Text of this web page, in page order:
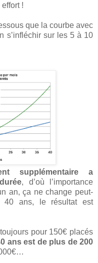
!
que la courbe avec
s’infléchir sur les 5 à 10
supplémentaire a
, d’où l’importance
an, ça ne change peut-
40 ans, le résultat est
pour 150€ placés
ans est de plus de 200